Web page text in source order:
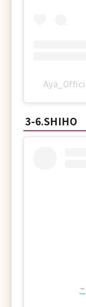
3-6.SHIHO